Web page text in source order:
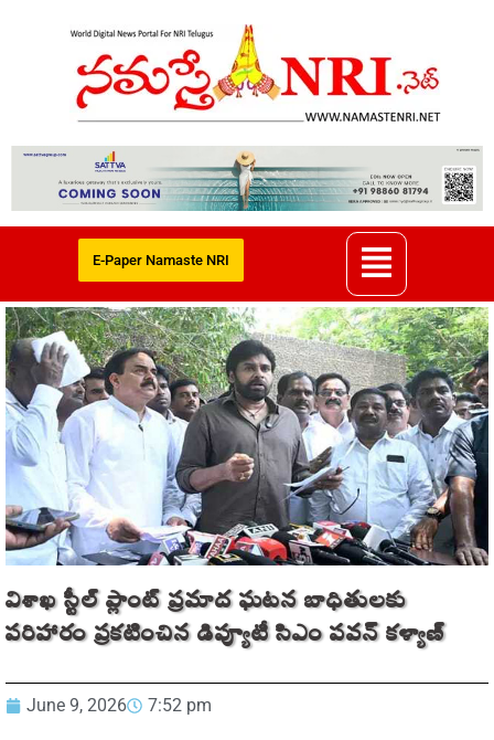
E-Paper Namaste NRI
విశాఖ స్టీల్ ప్లాంట్ ప్రమాద ఘటన బాధితులకు
పరిహారం ప్రకటించిన డిప్యూటీ సిఎం పవన్ కళ్యాణ్
June 9, 2026 7:52 pm